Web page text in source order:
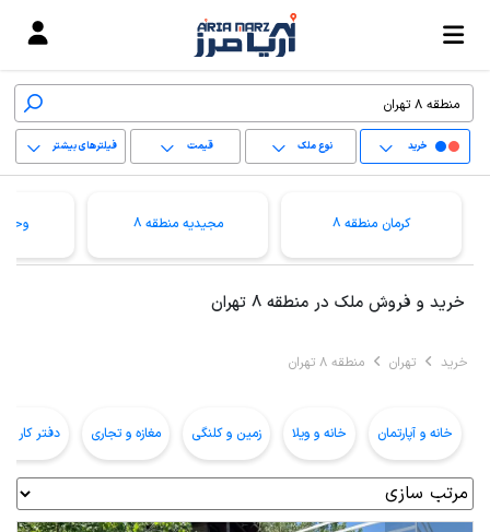
خرید نوع ملک قیمت فیلترهای بیشتر
کرمان منطقه 8 مجیدیه منطقه 8
خرید و فروش ملک در منطقه 8 تهران
خرید تهران منطقه 8 تهران
خانه و آپارتمان خانه و ویلا زمین و کلنگی مغازه و تجاری دفتر کار و